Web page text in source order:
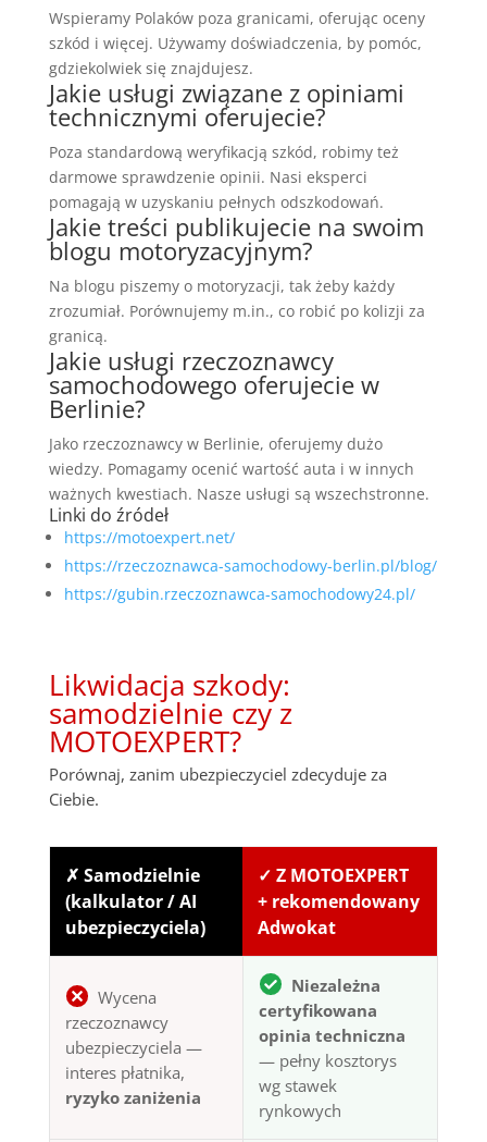
Wspieramy Polaków poza granicami, oferując oceny
szkód i więcej. Używamy doświadczenia, by pomóc,
gdziekolwiek się znajdujesz.
Jakie usługi związane z opiniami
technicznymi oferujecie?
Poza standardową weryfikacją szkód, robimy też
darmowe sprawdzenie opinii. Nasi eksperci
pomagają w uzyskaniu pełnych odszkodowań.
Jakie treści publikujecie na swoim
blogu motoryzacyjnym?
Na blogu piszemy o motoryzacji, tak żeby każdy
zrozumiał. Porównujemy m.in., co robić po kolizji za
granicą.
Jakie usługi rzeczoznawcy
samochodowego oferujecie w
Berlinie?
Jako rzeczoznawcy w Berlinie, oferujemy dużo
wiedzy. Pomagamy ocenić wartość auta i w innych
ważnych kwestiach. Nasze usługi są wszechstronne.
Linki do źródeł
https://motoexpert.net/
https://rzeczoznawca-samochodowy-berlin.pl/blog/
https://gubin.rzeczoznawca-samochodowy24.pl/
Likwidacja szkody:
samodzielnie czy z
MOTOEXPERT?
Porównaj, zanim ubezpieczyciel zdecyduje za
Ciebie.
✗ Samodzielnie
(kalkulator / AI
ubezpieczyciela)
✓ Z MOTOEXPERT
+ rekomendowany
Adwokat
Wycena
rzeczoznawcy
ubezpieczyciela —
interes płatnika,
ryzyko zaniżenia
Niezależna
certyfikowana
opinia techniczna
— pełny kosztorys
wg stawek
rynkowych